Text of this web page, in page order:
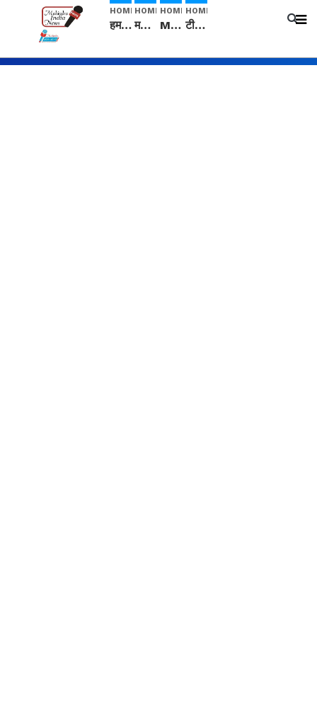
HOME
हम सनातनी..." सांसद kangana Ranaut से क्या बोली लड़की? Viral Jantar-Mantar | CJP protest
HOME
मनीषा हत्याकांड: हत्या, आत्महत्या या कोई बड़ा राज? | Full Story | Josh Haryana
HOME
Mangalsutra: हिंदू धर्म में शादी के बाद मंगलसूत्र क्यों पहनती है महिलाएं, किसने शुरु की ये परंपरा
HOME
टीम बीकेई ने एग्रीकल्चर ग्रेड की यूरिया खाद गट्टों में बदलकर टेक्निकल ग्रेड में बेचने वालों पर करवाई कार्रवाई: लखविंदर सिंह औलख